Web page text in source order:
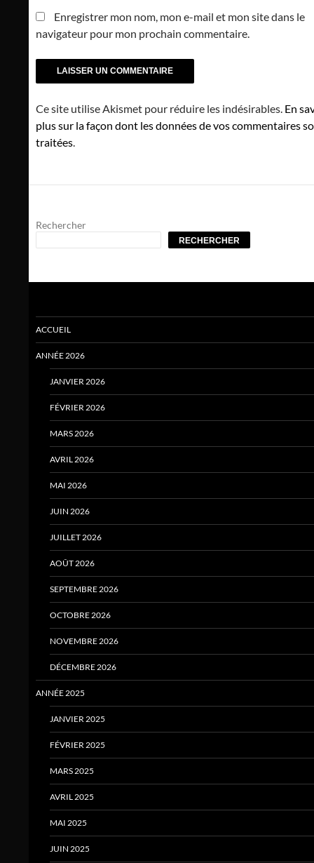
Enregistrer mon nom, mon e-mail et mon site dans le
navigateur pour mon prochain commentaire.
Ce site utilise Akismet pour réduire les indésirables. En
plus sur la façon dont les données de vos commentaires
traitées.
Rechercher
RECHERCHER
ACCUEIL
ANNÉE 2026
JANVIER 2026
FÉVRIER 2026
MARS 2026
AVRIL 2026
MAI 2026
JUIN 2026
JUILLET 2026
AOÛT 2026
SEPTEMBRE 2026
OCTOBRE 2026
NOVEMBRE 2026
DÉCEMBRE 2026
ANNÉE 2025
JANVIER 2025
FÉVRIER 2025
MARS 2025
AVRIL 2025
MAI 2025
JUIN 2025